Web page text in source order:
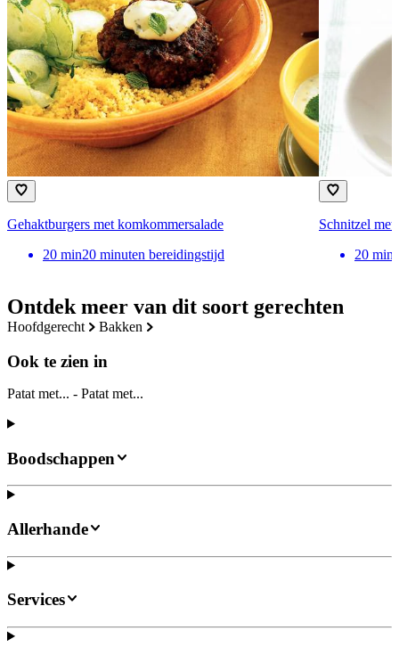
Ontdek meer van dit soort gerechten
hoofdgerecht bakken
Ook te zien in
Patat met... - Patat met...
Gehaktburgers met komkommersalade
20 min20 minuten bereidingstijd
Schnitzel met
20 min
Boodschappen
Allerhande
Services